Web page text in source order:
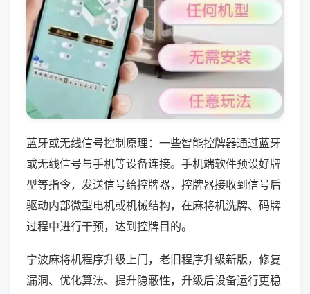
蓝牙或无线信号控制原理：一些智能控牌器通过蓝牙
或无线信号与手机等设备连接。手机端软件预设好牌
型等指令，发送信号给控牌器，控牌器接收到信号后
驱动内部微型电机或机械结构，在麻将机洗牌、码牌
过程中进行干预，达到控牌目的。
宁波麻将机程序升级上门，老旧程序升级新版，修复
漏洞、优化算法、提升隐蔽性，升级后设备运行更稳